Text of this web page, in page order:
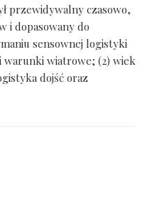
przewidywalny czasowo,
i dopasowany do
sensownej logistyki
warunki wiatrowe; (2) wiek
dojść oraz